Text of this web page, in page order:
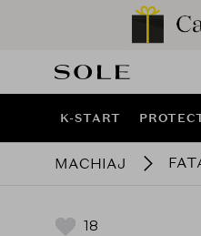
K-START
MACHIAJ
18